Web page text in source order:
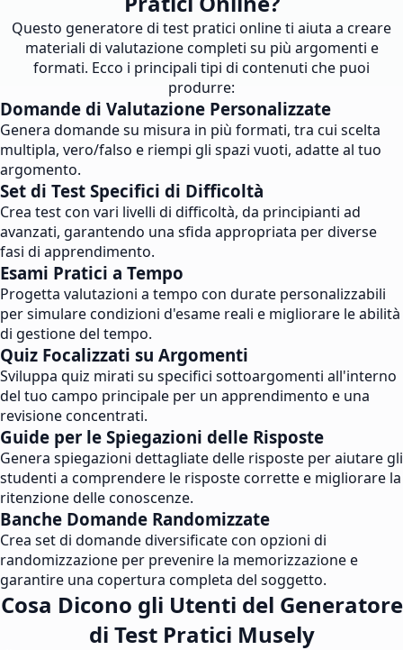
Questo generatore di test pratici online ti aiuta a creare
materiali di valutazione completi su più argomenti e
formati. Ecco i principali tipi di contenuti che puoi
produrre:
Domande di Valutazione Personalizzate
Genera domande su misura in più formati, tra cui scelta
multipla, vero/falso e riempi gli spazi vuoti, adatte al tuo
argomento.
Set di Test Specifici di Difficoltà
Crea test con vari livelli di difficoltà, da principianti ad
avanzati, garantendo una sfida appropriata per diverse
fasi di apprendimento.
Esami Pratici a Tempo
Progetta valutazioni a tempo con durate personalizzabili
per simulare condizioni d'esame reali e migliorare le abilità
di gestione del tempo.
Quiz Focalizzati su Argomenti
Sviluppa quiz mirati su specifici sottoargomenti all'interno
del tuo campo principale per un apprendimento e una
revisione concentrati.
Guide per le Spiegazioni delle Risposte
Genera spiegazioni dettagliate delle risposte per aiutare gli
studenti a comprendere le risposte corrette e migliorare la
ritenzione delle conoscenze.
Banche Domande Randomizzate
Crea set di domande diversificate con opzioni di
randomizzazione per prevenire la memorizzazione e
garantire una copertura completa del soggetto.
Cosa Dicono gli Utenti del Generatore
di Test Pratici Musely